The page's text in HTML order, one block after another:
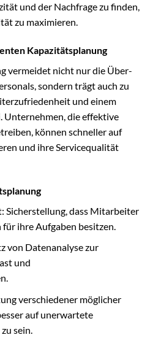
und der Nachfrage zu finden,
zu maximieren.
Kapazitätsplanung
vermeidet nicht nur die Über-
sondern trägt auch zu
und einem
Unternehmen, die effektive
können schneller auf
und ihre Servicequalität
Sicherstellung, dass Mitarbeiter
ihre Aufgaben besitzen.
von Datenanalyse zur
und
verschiedener möglicher
auf unerwartete
sein.